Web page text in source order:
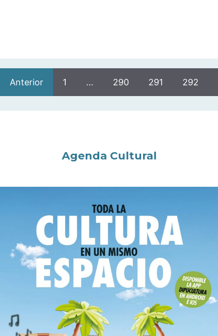
Anterior 1 … 290 291 292
Agenda Cultural